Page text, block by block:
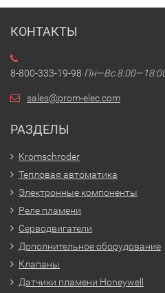
КОНТАКТЫ
8-800-333-19-98 Пн—Вс
sales@prom-elec.com
РАЗДЕЛЫ
Kromschroder
Тепловая автоматика
Электронные компоненты
Реле пламени
Серводвигатели
Дополнительное оборудование
Клапаны
Датчики пламени Honeywell